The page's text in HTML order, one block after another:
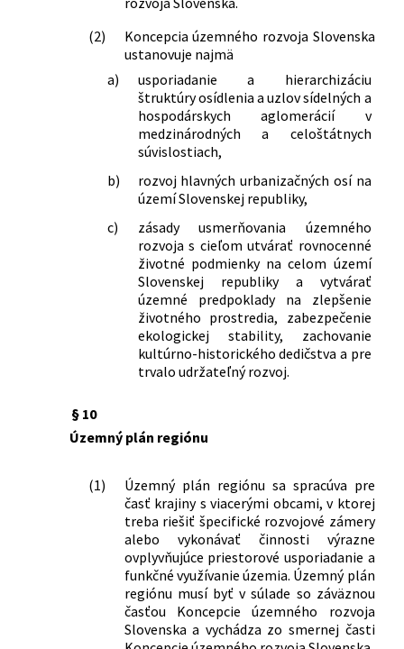
(2)
Koncepcia územného rozvoja Slovenska
ustanovuje najmä
a)
usporiadanie a hierarchizáciu
štruktúry osídlenia a uzlov sídelných a
hospodárskych aglomerácií v
medzinárodných a celoštátnych
súvislostiach,
b)
rozvoj hlavných urbanizačných osí na
území Slovenskej republiky,
c)
zásady usmerňovania územného
rozvoja s cieľom utvárať rovnocenné
životné podmienky na celom území
Slovenskej republiky a vytvárať
územné predpoklady na zlepšenie
životného prostredia, zabezpečenie
ekologickej stability, zachovanie
kultúrno-historického dedičstva a pre
trvalo udržateľný rozvoj.
§ 10
Územný plán regiónu
(1)
Územný plán regiónu sa spracúva pre
časť krajiny s viacerými obcami, v ktorej
treba riešiť špecifické rozvojové zámery
alebo vykonávať činnosti výrazne
ovplyvňujúce priestorové usporiadanie a
funkčné využívanie územia. Územný plán
regiónu musí byť v súlade so záväznou
časťou Koncepcie územného rozvoja
Slovenska a vychádza zo smernej časti